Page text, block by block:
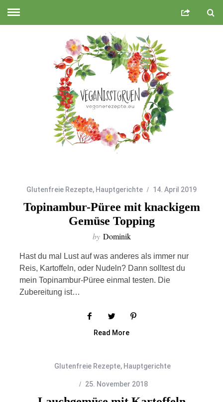
Glutenfreie Rezepte, Hauptgerichte 14. April 2019
Topinambur-Püree mit knackigem
Gemüse Topping
by Dominik
Hast du mal Lust auf was anderes als immer nur
Reis, Kartoffeln, oder Nudeln? Dann solltest du
mein Topinambur-Püree einmal testen. Die
Zubereitung ist…
Read More
Glutenfreie Rezepte, Hauptgerichte
25. November 2018